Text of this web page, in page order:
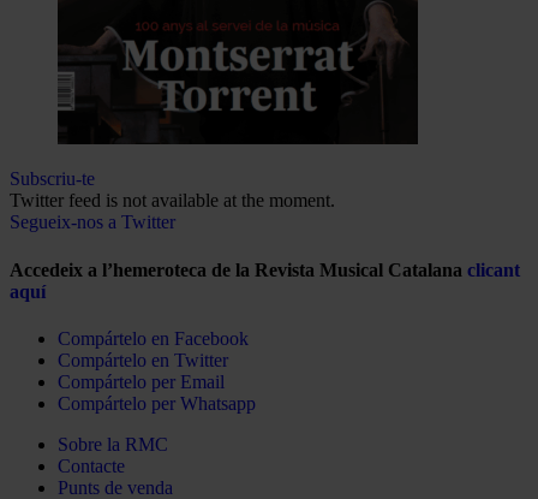
Subscriu-te
Twitter feed is not available at the moment.
Segueix-nos a Twitter
Accedeix a l’hemeroteca de la Revista Musical Catalana clicant
aquí
Compártelo en Facebook
Compártelo en Twitter
Compártelo per Email
Compártelo per Whatsapp
Sobre la RMC
Contacte
Punts de venda